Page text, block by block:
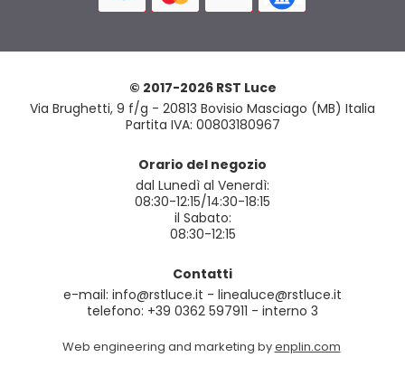
© 2017-2026 RST Luce
Via Brughetti, 9 f/g - 20813 Bovisio Masciago (MB) Italia
Partita IVA: 00803180967
Orario del negozio
dal Lunedì al Venerdì:
08:30-12:15/14:30-18:15
il Sabato:
08:30-12:15
Contatti
e-mail: info@rstluce.it - linealuce@rstluce.it
telefono: +39 0362 597911 - interno 3
Web engineering and marketing byenplin.com